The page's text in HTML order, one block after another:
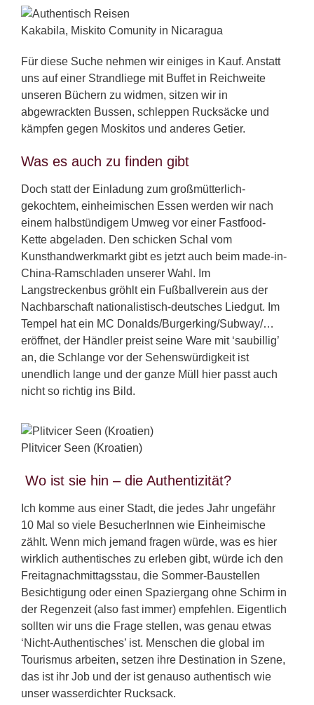
Kakabila, Miskito Comunity in Nicaragua
Für diese Suche nehmen wir einiges in Kauf. Anstatt
uns auf einer Strandliege mit Buffet in Reichweite
unseren Büchern zu widmen, sitzen wir in
abgewrackten Bussen, schleppen Rucksäcke und
kämpfen gegen Moskitos und anderes Getier.
Was es auch zu finden gibt
Doch statt der Einladung zum großmütterlich-
gekochtem, einheimischen Essen werden wir nach
einem halbstündigem Umweg vor einer Fastfood-
Kette abgeladen. Den schicken Schal vom
Kunsthandwerkmarkt gibt es jetzt auch beim made-in-
China-Ramschladen unserer Wahl. Im
Langstreckenbus gröhlt ein Fußballverein aus der
Nachbarschaft nationalistisch-deutsches Liedgut. Im
Tempel hat ein MC Donalds/Burgerking/Subway/…
eröffnet, der Händler preist seine Ware mit ‘saubillig’
an, die Schlange vor der Sehenswürdigkeit ist
unendlich lange und der ganze Müll hier passt auch
nicht so richtig ins Bild.
Plitvicer Seen (Kroatien)
Wo ist sie hin – die Authentizität?
Ich komme aus einer Stadt, die jedes Jahr ungefähr
10 Mal so viele BesucherInnen wie Einheimische
zählt. Wenn mich jemand fragen würde, was es hier
wirklich authentisches zu erleben gibt, würde ich den
Freitagnachmittagsstau, die Sommer-Baustellen
Besichtigung oder einen Spaziergang ohne Schirm in
der Regenzeit (also fast immer) empfehlen. Eigentlich
sollten wir uns die Frage stellen, was genau etwas
‘Nicht-Authentisches’ ist. Menschen die global im
Tourismus arbeiten, setzen ihre Destination in Szene,
das ist ihr Job und der ist genauso authentisch wie
unser wasserdichter Rucksack.